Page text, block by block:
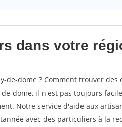
dans votre
de-dome ? Comment trouver
dome, il n'est pas toujours
Notre service d'aide aux
avec des particuliers à la